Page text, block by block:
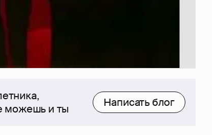
можешь и ты
Написать блог